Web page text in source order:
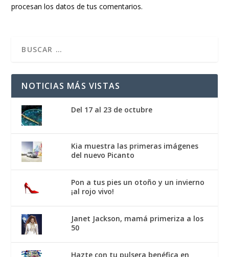
procesan los datos de tus comentarios.
NOTICIAS MÁS VISTAS
Del 17 al 23 de octubre
Kia muestra las primeras imágenes
del nuevo Picanto
Pon a tus pies un otoño y un invierno
¡al rojo vivo!
Janet Jackson, mamá primeriza a los
50
Hazte con tu pulsera benéfica en